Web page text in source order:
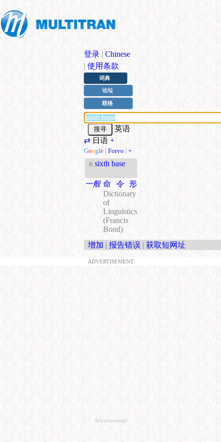
登录 | Chinese
| 使用条款
词典
论坛
联络
英语
⇄ 日语 +
Google | Forvo | +
n sixth base
一般 命令形
Dictionary
of
Linguistics
(Francis
Bond)
增加 | 报告错误 | 获取短网址
ADVERTISEMENT
Advertisement